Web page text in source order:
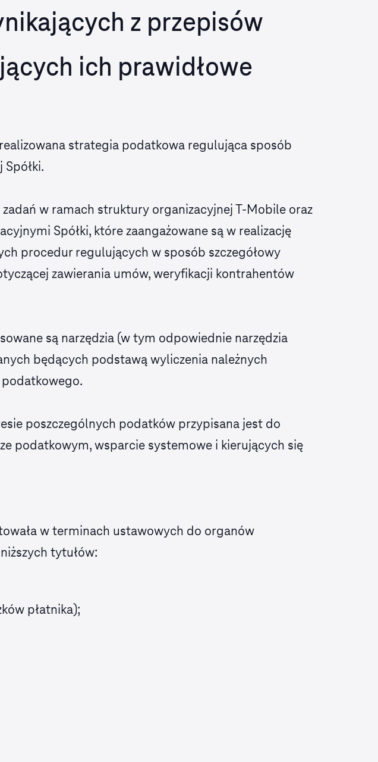
z przepisów
ich prawidłowe
strategia podatkowa regulująca sposób
w ramach struktury organizacyjnej T‑Mobile oraz
Spółki, które zaangażowane są w realizację
procedur regulujących w sposób szczegółowy
zawierania umów, weryfikacji kontrahentów
są narzędzia (w tym odpowiednie narzędzia
będących podstawą wyliczenia należnych
poszczególnych podatków przypisana jest do
podatkowym, wsparcie systemowe i kierujących się
w terminach ustawowych do organów
tytułów:
płatnika);